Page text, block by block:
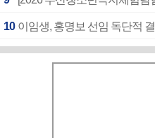
10 이임생, 홍명보 선임 독단적